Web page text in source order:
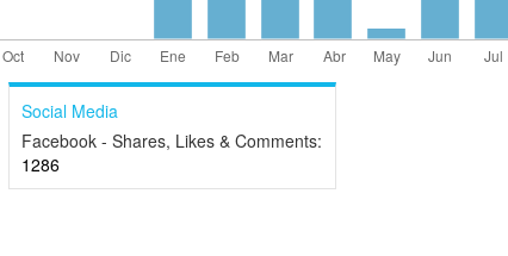
Social Media
Facebook - Shares, Likes & Comments:
1286